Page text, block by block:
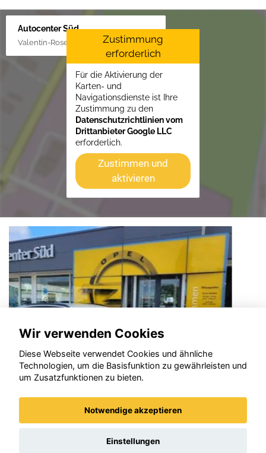
Autocenter Süd
Valentin-Rose-Str. 3, 16816 Neuruppin
Zustimmung
erforderlich
Für die Aktivierung der
Karten- und
Navigationsdienste ist Ihre
Zustimmung zu den
Datenschutzrichtlinien vom
Drittanbieter Google LLC
erforderlich.
Zustimmen und
aktivieren
Opel Corsa
Wir verwenden Cookies
Diese Webseite verwendet Cookies und ähnliche
Technologien, um die Basisfunktion zu gewährleisten und
um Zusatzfunktionen zu bieten.
Notwendige akzeptieren
Einstellungen